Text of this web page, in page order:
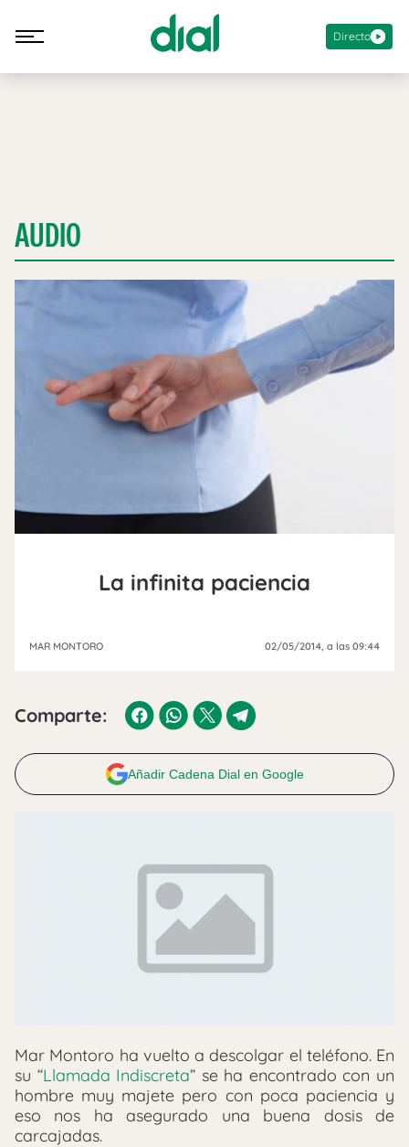
Directo
AUDIO
La infinita paciencia
MAR MONTORO 02/05/2014 , a las 09:44
Comparte:
Añadir Cadena Dial en Google
Mar Montoro ha vuelto a descolgar el teléfono. En
su “Llamada Indiscreta” se ha encontrado con un
hombre muy majete pero con poca paciencia y
eso nos ha asegurado una buena dosis de
carcajadas.